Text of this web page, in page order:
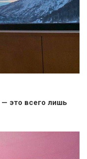
— это всего лишь